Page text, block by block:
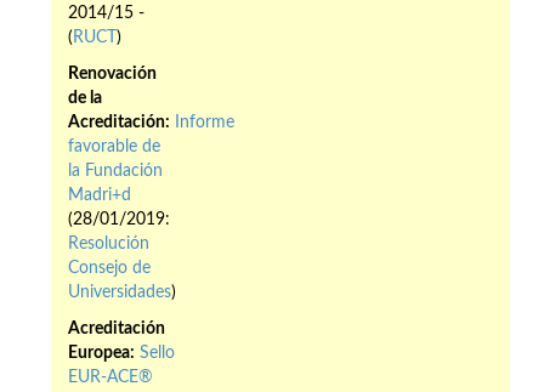
2014/15 -
( RUCT )
Renovación
de la
Acreditación:
Informe
favorable de
la Fundación
Madri+d
(28/01/2019:
Resolución
Consejo de
Universidades)
Acreditación
Europea: Sello
EUR-ACE®